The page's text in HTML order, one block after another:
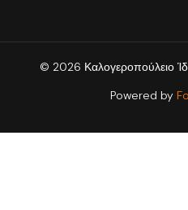
© 2026 Καλογεροπούλειο
Powered by